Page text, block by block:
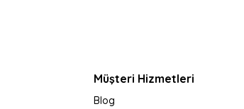
Müşteri Hizmetleri
Blog